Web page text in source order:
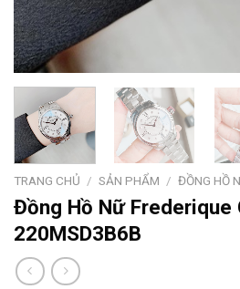
TRANG CHỦ / SẢN PHẨM / ĐỒNG HỒ
Đồng Hồ Nữ Frederique
220MSD3B6B